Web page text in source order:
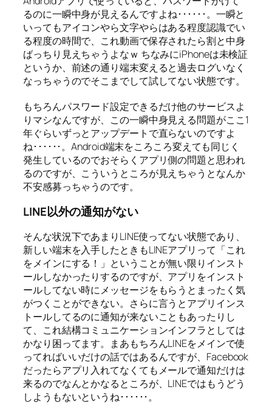
るのに一瞬中身が見えるんですよね･･････。一瞬と
いってもアイコンやら文字やらはある程度認識でい
る程度の時間で、これ動画で保存されたら割と中身
ばっちり見えちゃうよなｗ ちなみにiPhoneは未検証
というか、前述の通り端末変えると過去ログいなく
なっちゃうのでそこまでして試してない状態です。
もちろんパスワード設定できるだけ他のサービスよ
りマシなんですが、この一瞬中身見える問題がここ1
年ぐらいずっとアップデートで直らないのですよ
ね･･････。Android端末をころころ変えても同じく
発生しているのでおそらくアプリ側の問題と思われ
るのですが、こういうところが見えちゃうとなんか
不安感募っちゃうのです。
LINE以外の通知がない
そんな状況下であまりLINE使ってない状態であり、
新しい端末を入手したときもLINEアプリって「これ
をメインにする！」ということが無い限りインスト
ールしなかったりするのですが、アプリをインスト
ールしてない時にメッセージをもらうとまったく気
がつくことができない。さらに言うとアプリインス
トールしてるのに通知が来ないこともあったりし
て、これ結構コミュニケーションインフラとしては
かなり困ってます。まあもちろんLINEをメインで使
ってればいいだけの話ではあるんですが、Facebook
だったらアプリ入れてなくてもメールで通知だけは
来るのでなんとかなるところが、LINEではもうどう
しようもないというね･･････。